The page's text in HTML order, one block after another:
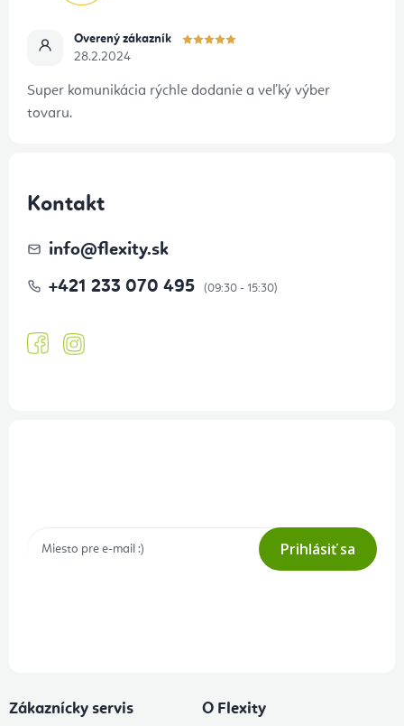
Overený zákazník
28.2.2024
Super komunikácia rýchle dodanie a veľký výber
tovaru.
Kontakt
info@flexity.sk
+421 233 070 495
Prihlásiť sa
Zákaznícky servis O Flexity